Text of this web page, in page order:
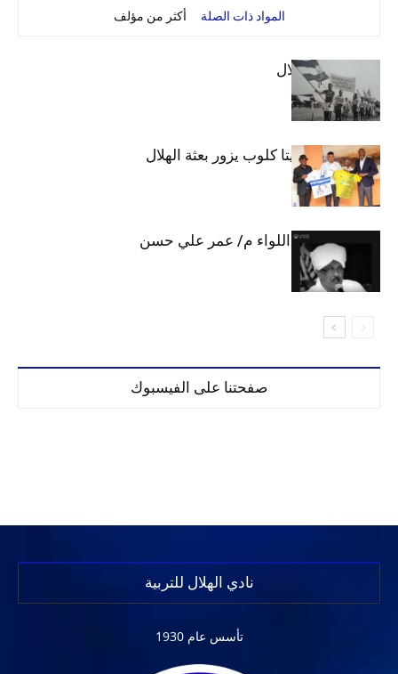
المواد ذات الصلة أكثر من مؤلف
الهلال والاستقلال
وفد رفيع من فيتا كلوب يزور بعثة الهلال
الهلال يحتسب اللواء م/ عمر علي حسن
صفحتنا على الفيسبوك
نادي الهلال للتربية
تأسس عام 1930